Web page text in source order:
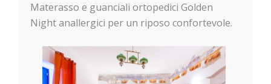
Materasso e guanciali ortopedici Golden
Night anallergici per un riposo confortevole.